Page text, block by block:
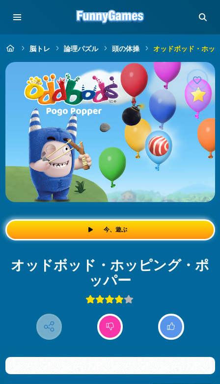
脳トレ 論理パズル 頭の体操 オッドボッド・ホッ
今、遊ぶ
オッドボッド・ホッピング・ポ
ッパー